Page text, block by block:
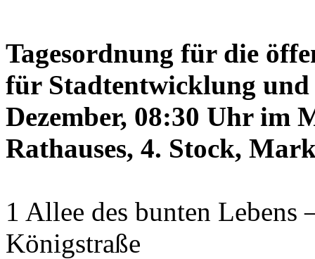
Tagesordnung für die
für Stadtentwicklung und
Dezember, 08:30 Uhr im
Rathauses, 4. Stock,
1 Allee des bunten Lebens
Königstraße